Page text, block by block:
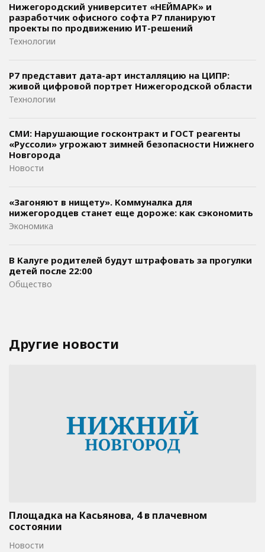
Нижегородский университет «НЕЙМАРК» и
разработчик офисного софта P7 планируют
проекты по продвижению ИТ-решений
Технологии
Р7 представит дата-арт инсталляцию на ЦИПР:
живой цифровой портрет Нижегородской области
Технологии
СМИ: Нарушающие госконтракт и ГОСТ реагенты
«Руссоли» угрожают зимней безопасности Нижнего
Новгорода
Новости
«Загоняют в нищету». Коммуналка для
нижегородцев станет еще дороже: как сэкономить
Экономика
В Калуге родителей будут штрафовать за прогулки
детей после 22:00
Общество
Другие новости
Площадка на Касьянова, 4 в плачевном
состоянии
Новости